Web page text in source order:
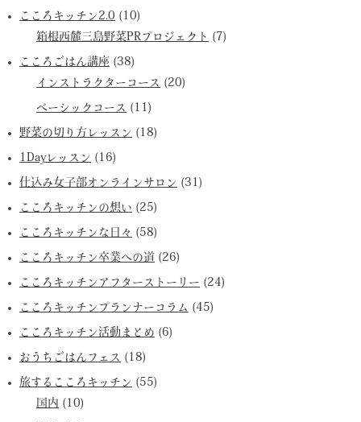
こころキッチン2.0 (10)
箱根西麓三島野菜PRプロジェクト (7)
こころごはん講座 (38)
インストラクターコース (20)
ベーシックコース (11)
野菜の切り方レッスン (18)
1Dayレッスン (16)
仕込み女子部オンラインサロン (31)
こころキッチンの想い (25)
こころキッチンな日々 (58)
こころキッチン卒業への道 (26)
こころキッチンアフターストーリー (24)
こころキッチンプランナーコラム (45)
こころキッチン活動まとめ (6)
おうちごはんフェス (18)
旅するこころキッチン (55)
国内 (10)